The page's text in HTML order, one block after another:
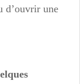
d’ouvrir une